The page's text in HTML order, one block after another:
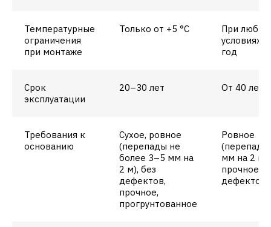
Температурные
ограничения
при монтаже
Только от +5 °C
При любых
условиях,
год
Срок
эксплуатации
20–30 лет От 40 лет
Требования к
основанию
Сухое, ровное
(перепады не
более 3–5 мм на
2 м), без
дефектов,
прочное,
прогрунтованное
Ровное
мм на 2 м),
прочное,
дефектов